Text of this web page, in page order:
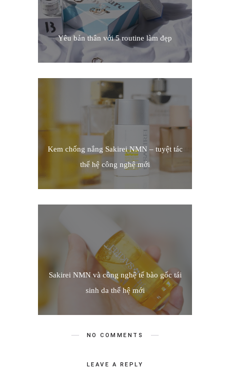
Yêu bản thân với 5 routine làm đẹp
Kem chống nắng Sakirei NMN – tuyệt tác
thế hệ công nghệ mới
Sakirei NMN và công nghệ tế bào gốc tái
sinh da thế hệ mới
NO COMMENTS
LEAVE A REPLY